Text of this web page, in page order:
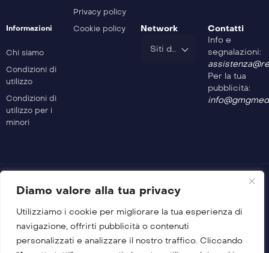
Diamo valore alla tua privacy
Utilizziamo i cookie per migliorare la tua esperienza di
navigazione, offrirti pubblicità o contenuti
personalizzati e analizzare il nostro traffico. Cliccando
Safe Drive – 302^ Puntata
Safe Drive – 301^ Puntata
Informazioni
Chi siamo
Condizioni di
utilizzo
Condizioni di
utilizzo per i
minori
Privacy policy
Cookie policy
Network
Siti del Gruppo
Contatti
Info e
segnalazioni:
Per la tua
pubblicità:
© 2026 GMG Media Company Di Mossutti Gianluca
Sede legale: Corso Umberto Maddalena 25 – Cap 83030 –
Venticano (AV)